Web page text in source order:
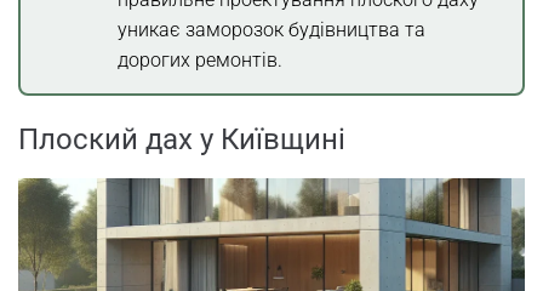
Плоский дах для комерційних об’єктів:
ДСТУ для плоских дахів
уникає заморозок будівництва та
дорогих ремонтів.
Плоский дах у Київщині